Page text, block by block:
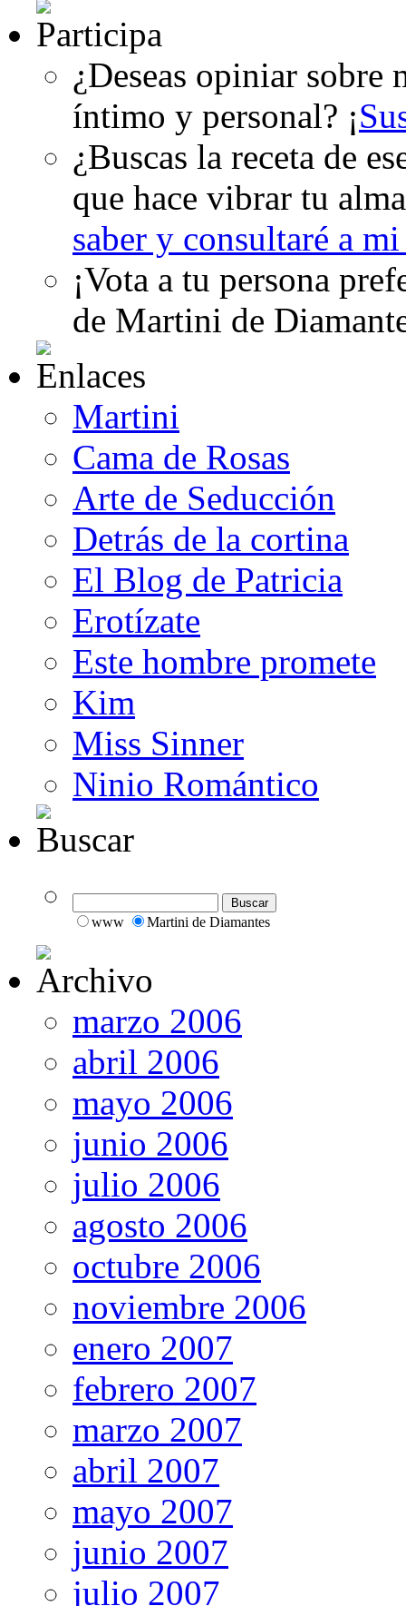
¿Deseas opiniar sobre
íntimo y personal? ¡
¿Buscas la receta de
que hace vibrar tu
saber y consultaré a
¡Vota a tu persona
de Martini de
Martini
Cama de Rosas
Arte de Seducción
Detrás de la cortina
El Blog de Patricia
Erotízate
Este hombre promete
Kim
Miss Sinner
Ninio Romántico
www Martini de Diamantes
marzo 2006
abril 2006
mayo 2006
junio 2006
julio 2006
agosto 2006
octubre 2006
noviembre 2006
enero 2007
febrero 2007
marzo 2007
abril 2007
mayo 2007
junio 2007
julio 2007